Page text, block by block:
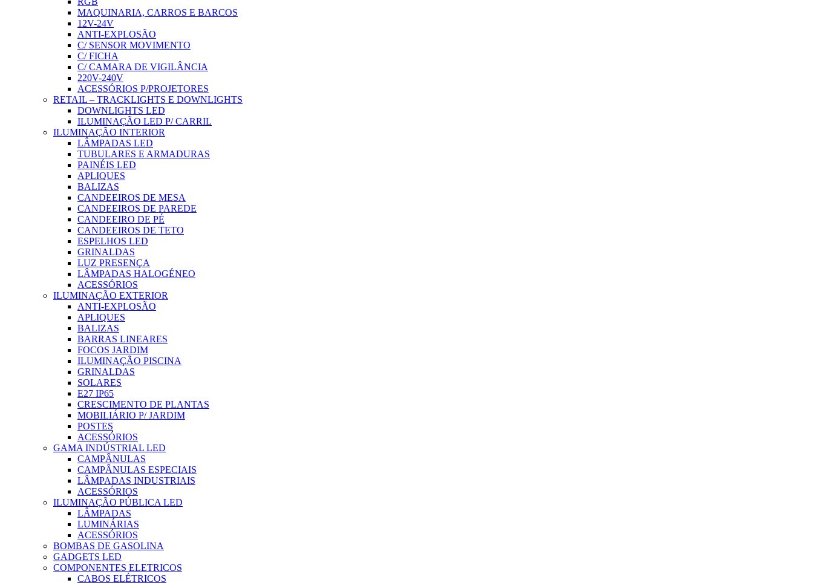
MAQUINARIA, CARROS E BARCOS
12V-24V
ANTI-EXPLOSÃO
C/ SENSOR MOVIMENTO
C/ FICHA
C/ CAMARA DE VIGILÂNCIA
220V-240V
ACESSÓRIOS P/PROJETORES
RETAIL – TRACKLIGHTS E DOWNLIGHTS
DOWNLIGHTS LED
ILUMINAÇÃO LED P/ CARRIL
ILUMINAÇÃO INTERIOR
LÂMPADAS LED
TUBULARES E ARMADURAS
PAINÉIS LED
APLIQUES
BALIZAS
CANDEEIROS DE MESA
CANDEEIROS DE PAREDE
CANDEEIRO DE PÉ
CANDEEIROS DE TETO
ESPELHOS LED
GRINALDAS
LUZ PRESENÇA
LÂMPADAS HALOGÉNEO
ACESSÓRIOS
ILUMINAÇÃO EXTERIOR
ANTI-EXPLOSÃO
APLIQUES
BALIZAS
BARRAS LINEARES
FOCOS JARDIM
ILUMINAÇÃO PISCINA
GRINALDAS
SOLARES
E27 IP65
CRESCIMENTO DE PLANTAS
MOBILIÁRIO P/ JARDIM
POSTES
ACESSÓRIOS
GAMA INDÚSTRIAL LED
CAMPÂNULAS
CAMPÂNULAS ESPECIAIS
LÂMPADAS INDUSTRIAIS
ACESSÓRIOS
ILUMINAÇÃO PÚBLICA LED
LÂMPADAS
LUMINÁRIAS
ACESSÓRIOS
BOMBAS DE GASOLINA
GADGETS LED
COMPONENTES ELETRICOS
CABOS ELÉTRICOS